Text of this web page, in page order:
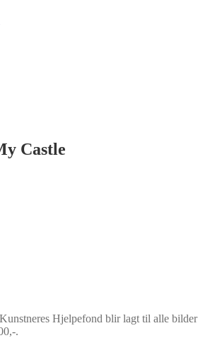
Castle
Hjelpefond blir lagt til alle bilder
.